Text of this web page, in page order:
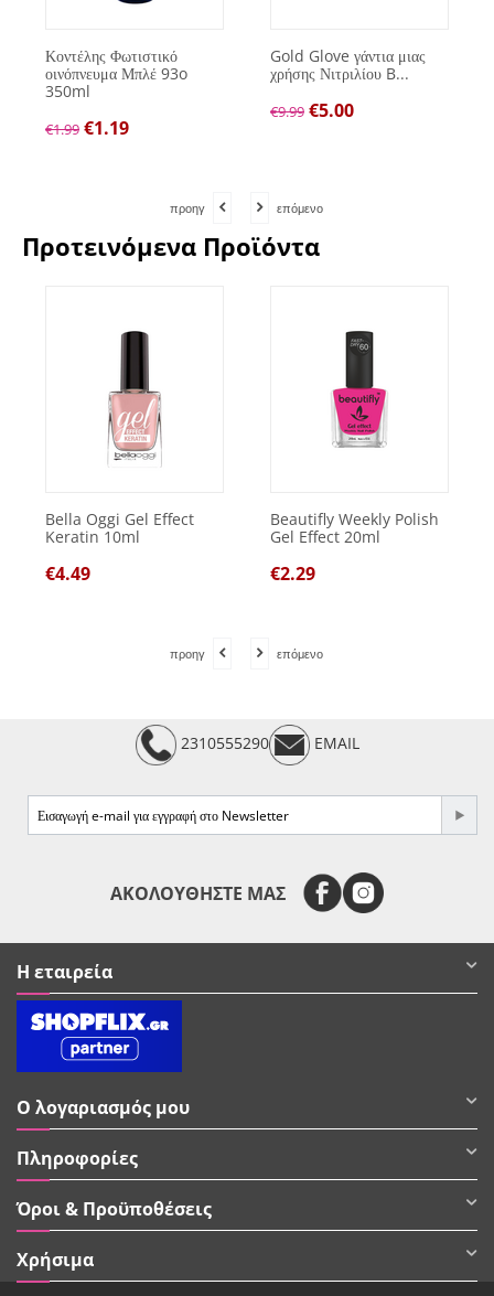
Κοντέλης Φωτιστικό
οινόπνευμα Μπλέ 93o
350ml
€1.99 €1.19
Gold Glove γάντια μιας
χρήσης Νιτριλίου B...
€9.99 €5.00
προηγ επόμενο
Προτεινόμενα Προϊόντα
Bella Oggi Gel Effect
Keratin 10ml
€4.49
Beautifly Weekly Polish
Gel Effect 20ml
€2.29
προηγ επόμενο
2310555290 EMAIL
ΑΚΟΛΟΥΘΗΣΤΕ ΜΑΣ
Η εταιρεία
Ο λογαριασμός μου
Πληροφορίες
Όροι & Προϋποθέσεις
Χρήσιμα